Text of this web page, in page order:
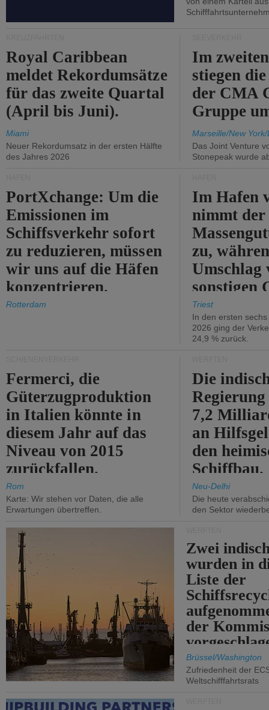
Royal Caribbean
meldet Rekordumsätze
für das zweite Quartal
(April bis Juni).
Miami
Neuer Rekordumsatz in der ersten Hälfte
des Jahres 2026
Im
stiegen
der CMA
Gruppe
Marseille/New
Das Joint Venture
Stonepeak wurde
PortXchange: Um die
Emissionen im
Schiffsverkehr sofort
zu reduzieren, müssen
wir uns auf die Häfen
konzentrieren.
Rotterdam
Im Hafen
nimmt der
zu,
Umschlag
sonstigen
abnimmt.
Triest
In den ersten
2026 ging der
24,9 % zurück.
Fermerci, die
Güterzugproduktion
in Italien könnte in
diesem Jahr auf das
Niveau von 2015
zurückfallen.
Rom
Karte: Wir stehen vor Daten, die alle
Erwartungen übertreffen.
Die
7,2
an
den
Schiffbau.
Neu-Delhi
Die heute
den Sektor
Zwei
wurden in
Liste der
der
Brüssel/Washington
Zufriedenheit der
Weltschifffahrtsrats